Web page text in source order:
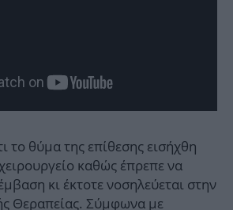
το θύμα της επίθεσης εισήχθη
καθώς έπρεπε να
κι έκτοτε νοσηλεύεται στην
Θεραπείας. Σύμφωνα με